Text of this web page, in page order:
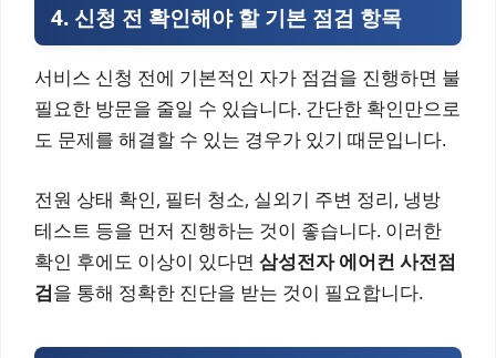
4. 신청 전 확인해야 할 기본 점검 항목
서비스 신청 전에 기본적인 자가 점검을 진행하면 불
필요한 방문을 줄일 수 있습니다. 간단한 확인만으로
도 문제를 해결할 수 있는 경우가 있기 때문입니다.
전원 상태 확인, 필터 청소, 실외기 주변 정리, 냉방
테스트 등을 먼저 진행하는 것이 좋습니다. 이러한
확인 후에도 이상이 있다면 삼성전자 에어컨 사전점
검을 통해 정확한 진단을 받는 것이 필요합니다.